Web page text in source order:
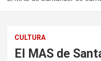
CULTURA
El MAS de